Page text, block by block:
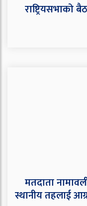
राष्ट्रियसभाको
मतदाता
स्थानीय तहलाई